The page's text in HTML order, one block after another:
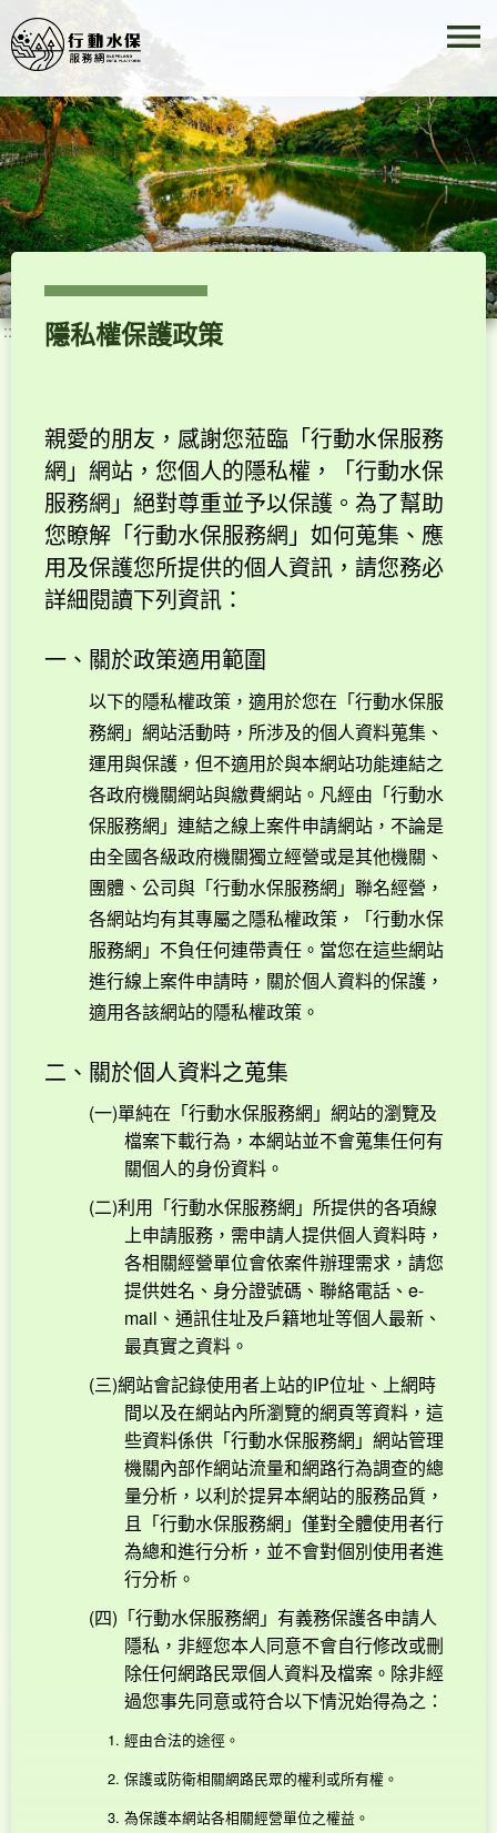
menu
跳到主要內容
常見問答專區
活動快訊
相關連結
網站導覽
::: 隱私權保護政策
親愛的朋友，感謝您蒞臨「行動水保服務
網」網站，您個人的隱私權，「行動水保
服務網」絕對尊重並予以保護。為了幫助
您瞭解「行動水保服務網」如何蒐集、應
用及保護您所提供的個人資訊，請您務必
詳細閱讀下列資訊：
一、關於政策適用範圍
以下的隱私權政策，適用於您在「行動水保服
務網」網站活動時，所涉及的個人資料蒐集、
運用與保護，但不適用於與本網站功能連結之
各政府機關網站與繳費網站。凡經由「行動水
保服務網」連結之線上案件申請網站，不論是
由全國各級政府機關獨立經營或是其他機關、
團體、公司與「行動水保服務網」聯名經營，
各網站均有其專屬之隱私權政策，「行動水保
服務網」不負任何連帶責任。當您在這些網站
進行線上案件申請時，關於個人資料的保護，
適用各該網站的隱私權政策。
二、關於個人資料之蒐集
(一)單純在「行動水保服務網」網站的瀏覽及
檔案下載行為，本網站並不會蒐集任何有
關個人的身份資料。
(二)利用「行動水保服務網」所提供的各項線
上申請服務，需申請人提供個人資料時，
各相關經營單位會依案件辦理需求，請您
提供姓名、身分證號碼、聯絡電話、e-
mail、通訊住址及戶籍地址等個人最新、
最真實之資料。
(三)網站會記錄使用者上站的IP位址、上網時
間以及在網站內所瀏覽的網頁等資料，這
些資料係供「行動水保服務網」網站管理
機關內部作網站流量和網路行為調查的總
量分析，以利於提昇本網站的服務品質，
且「行動水保服務網」僅對全體使用者行
為總和進行分析，並不會對個別使用者進
行分析。
(四)「行動水保服務網」有義務保護各申請人
隱私，非經您本人同意不會自行修改或刪
除任何網路民眾個人資料及檔案。除非經
過您事先同意或符合以下情況始得為之：
經由合法的途徑。
保護或防衛相關網路民眾的權利或所有權。
為保護本網站各相關經營單位之權益。